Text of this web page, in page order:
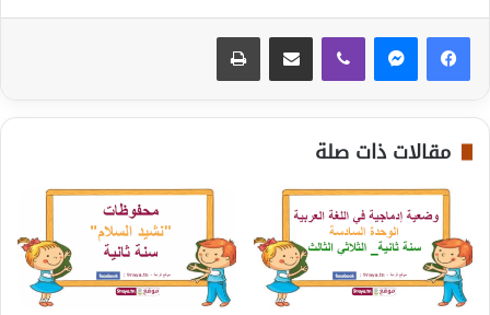
مقالات ذات صلة